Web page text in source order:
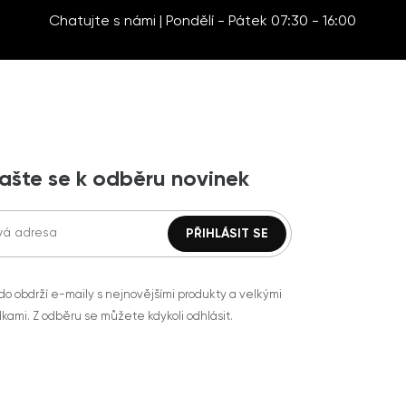
Chatujte s námi | Pondělí - Pátek 07:30 - 16:00
se k odběru novinek
obdrží e-maily s nejnovějšími produkty a velkými
Z odběru se můžete kdykoli odhlásit.